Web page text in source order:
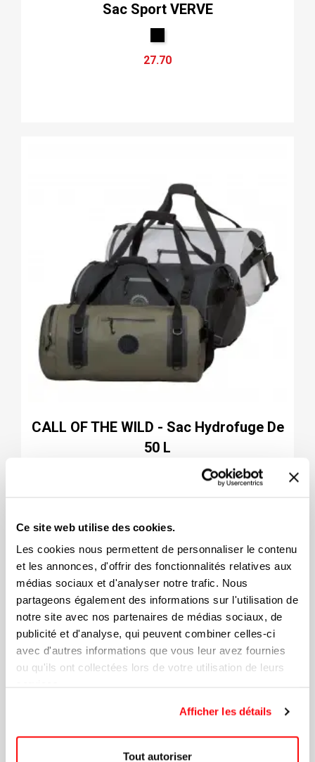
Ce site web utilise des cookies.
Les cookies nous permettent de personnaliser le contenu
et les annonces, d'offrir des fonctionnalités relatives aux
médias sociaux et d'analyser notre trafic. Nous
partageons également des informations sur l'utilisation de
notre site avec nos partenaires de médias sociaux, de
publicité et d'analyse, qui peuvent combiner celles-ci
avec d'autres informations que vous leur avez fournies
ou qu'ils ont collectées lors de votre utilisation de leurs
Afficher les détails
Tout autoriser
Sac Sport VERVE
27.70
CALL OF THE WILD - Sac Hydrofuge De
50 L